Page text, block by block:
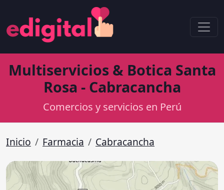
Multiservicios & Botica Santa
Rosa - Cabracancha
Comercios y servicios en Perú
Inicio Farmacia Cabracancha